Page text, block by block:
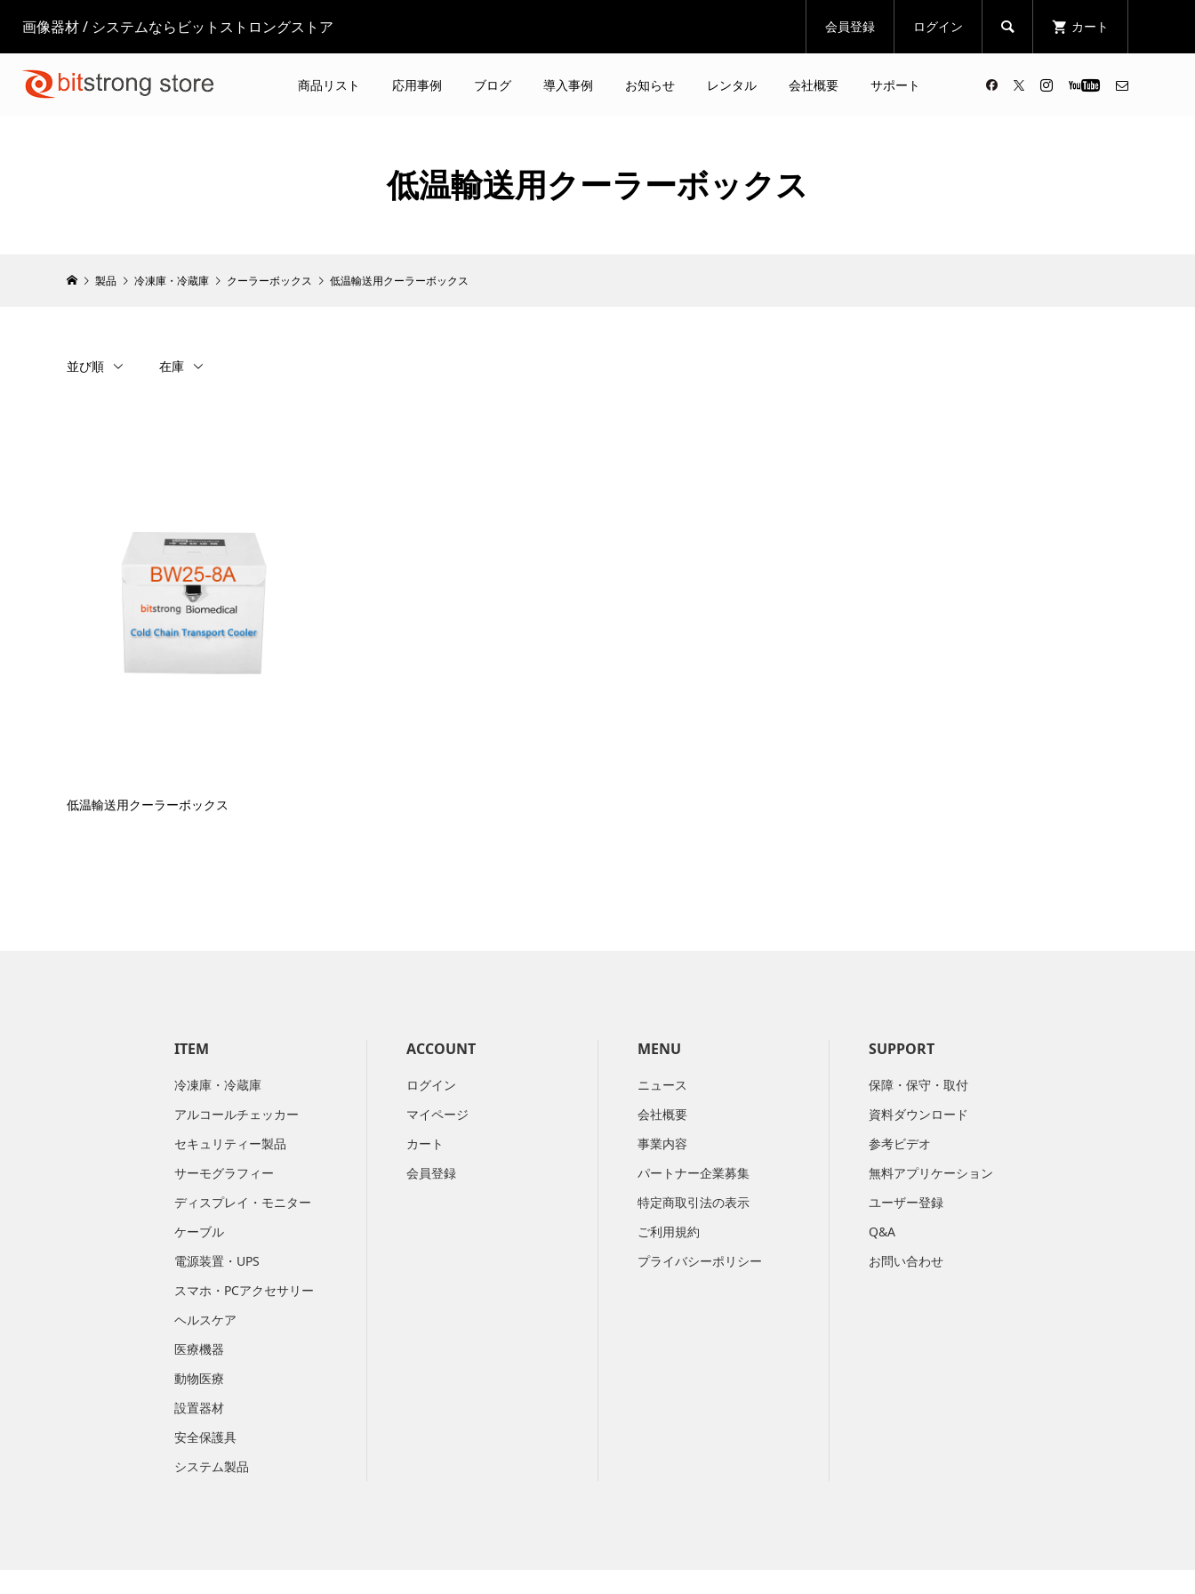
画像器材 / システムならビットストロングストア 会員登録 ログイン  カート
商品リスト 応用事例 ブログ 導入事例 お知らせ レンタル 会社概要 サポート
低温輸送用クーラーボックス
製品 冷凍庫・冷蔵庫 クーラーボックス 低温輸送用クーラーボックス
並び順 在庫
低温輸送用クーラーボックス
ITEM
冷凍庫・冷蔵庫
アルコールチェッカー
セキュリティー製品
サーモグラフィー
ディスプレイ・モニター
ケーブル
電源装置・UPS
スマホ・PCアクセサリー
ヘルスケア
医療機器
動物医療
設置器材
安全保護具
システム製品
ACCOUNT
ログイン
マイページ
カート
会員登録
MENU
ニュース
会社概要
​事業内容
パートナー企業募集
特定商取引法の表示
ご利用規約
プライバシーポリシー
SUPPORT
保障・保守・取付
資料ダウンロード
参考ビデオ
無料アプリケーション
ユーザー登録
Q&A
お問い合わせ